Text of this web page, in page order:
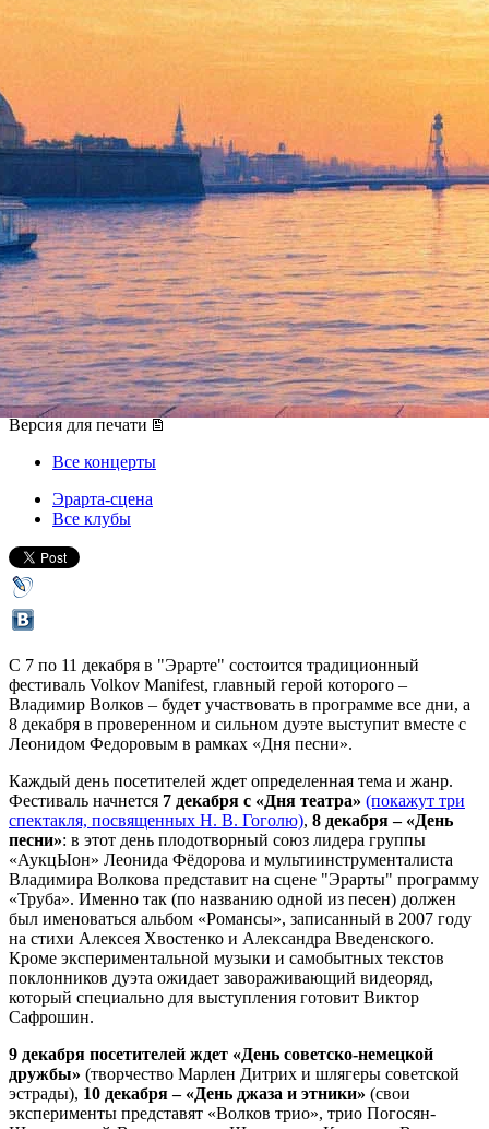
Волков, Федоров и другие
музыканты соберутся на
Volkov Manifest в "Эрарте"
08 декабря 2016, четверг-11 декабря 2016, воскресенье
Версия для печати
Все концерты
Эрарта-сцена
Все клубы
С 7 по 11 декабря в "Эрарте" состоится традиционный
фестиваль Volkov Manifest, главный герой которого –
Владимир Волков – будет участвовать в программе все дни, а
8 декабря в проверенном и сильном дуэте выступит вместе с
Леонидом Федоровым в рамках «Дня песни».
Каждый день посетителей ждет определенная тема и жанр.
Фестиваль начнется 7 декабря с «Дня театра» (покажут три
спектакля, посвященных Н. В. Гоголю), 8 декабря – «День
песни»: в этот день плодотворный союз лидера группы
«АукцЫон» Леонида Фёдорова и мультиинструменталиста
Владимира Волкова представит на сцене "Эрарты" программу
«Труба». Именно так (по названию одной из песен) должен
был именоваться альбом «Романсы», записанный в 2007 году
на стихи Алексея Хвостенко и Александра Введенского.
Кроме экспериментальной музыки и самобытных текстов
поклонников дуэта ожидает завораживающий видеоряд,
который специально для выступления готовит Виктор
Сафрошин.
9 декабря посетителей ждет «День советско-немецкой
дружбы» (творчество Марлен Дитрих и шлягеры советской
эстрады), 10 декабря – «День джаза и этники» (свои
эксперименты представят «Волков трио», трио Погосян-